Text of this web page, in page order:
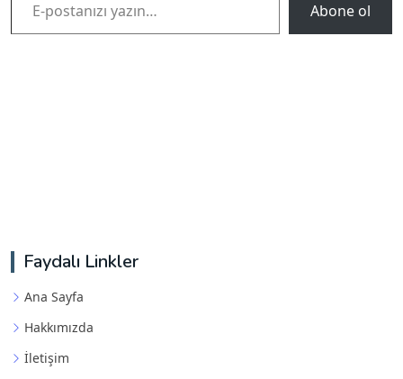
Abone ol
Faydalı Linkler
Ana Sayfa
Hakkımızda
İletişim